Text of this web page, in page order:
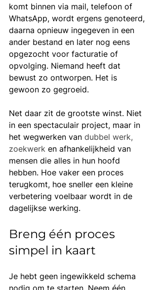
komt binnen via mail, telefoon of
WhatsApp, wordt ergens genoteerd,
daarna opnieuw ingegeven in een
ander bestand en later nog eens
opgezocht voor facturatie of
opvolging. Niemand heeft dat
bewust zo ontworpen. Het is
gewoon zo gegroeid.
Net daar zit de grootste winst. Niet
in een spectaculair project, maar in
het wegwerken van dubbel werk,
zoekwerk en afhankelijkheid van
mensen die alles in hun hoofd
hebben. Hoe vaker een proces
terugkomt, hoe sneller een kleine
verbetering voelbaar wordt in de
dagelijkse werking.
Breng één proces
simpel in kaart
Je hebt geen ingewikkeld schema
nodig om te starten. Neem één